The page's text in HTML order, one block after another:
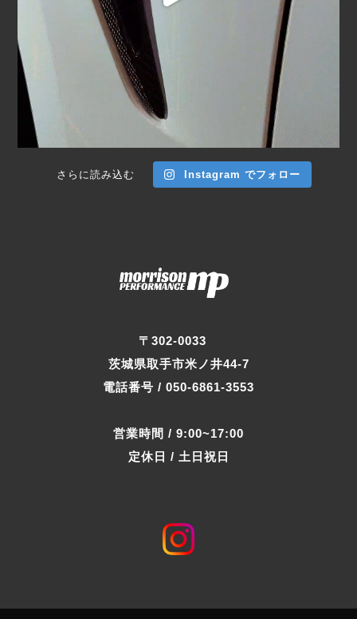
〒302-0033
茨城県取手市米ノ井44-7
電話番号 / 050-6861-3553
営業時間 / 9:00~17:00
定休日 / 土日祝日
さらに読み込む Instagram でフォロー